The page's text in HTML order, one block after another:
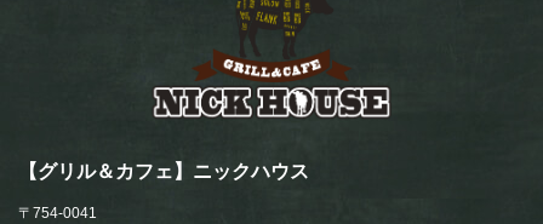
【グリル＆カフェ】ニックハウス
〒754-0041